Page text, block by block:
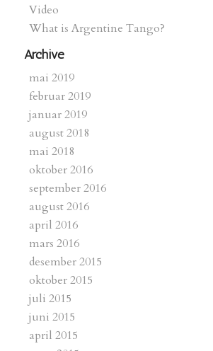
Video
What is Argentine Tango?
Archive
mai 2019
februar 2019
januar 2019
august 2018
mai 2018
oktober 2016
september 2016
august 2016
april 2016
mars 2016
desember 2015
oktober 2015
juli 2015
juni 2015
april 2015